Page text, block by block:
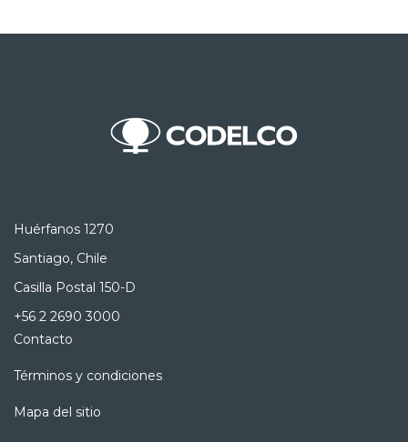
Huérfanos 1270
Santiago, Chile
Casilla Postal 150-D
+56 2 2690 3000
Contacto
Términos y condiciones
Mapa del sitio